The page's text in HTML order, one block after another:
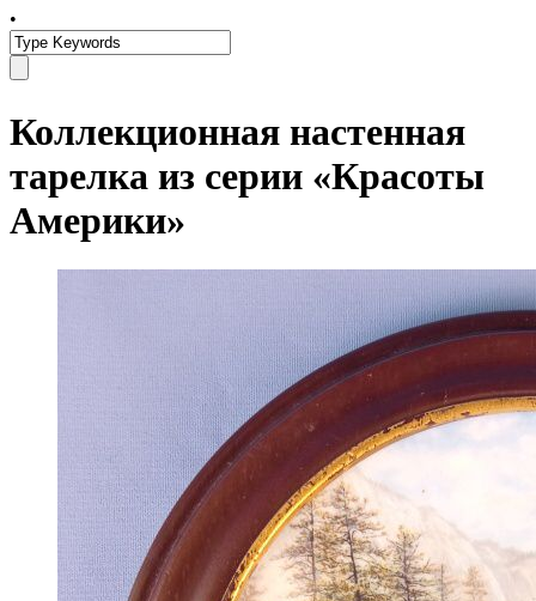
•
Коллекционная настенная
тарелка из серии «Красоты
Америки»